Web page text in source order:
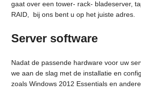
gaat over een tower- rack- bladeserver,
RAID, bij ons bent u op het juiste adres.
Server software
Nadat de passende hardware voor uw
we aan de slag met de installatie en
zoals Windows 2012 Essentials en